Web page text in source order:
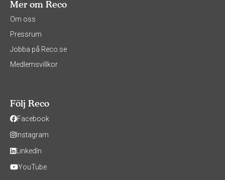
Mer om Reco
Om oss
Pressrum
Jobba på Reco.se
Medlemsvillkor
Följ Reco
Facebook
Instagram
LinkedIn
YouTube